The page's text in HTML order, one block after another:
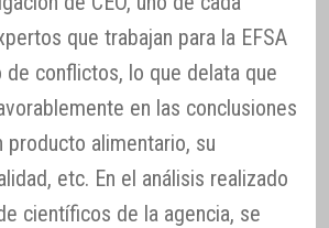
que trabajan para la EFSA
conflictos, lo que delata que
en las conclusiones
producto alimentario, su
etc. En el análisis realizado
científicos de la agencia, se